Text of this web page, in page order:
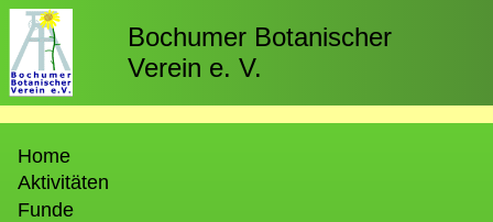
Direkt
zum
Inhalt
Bochumer Botanischer
Verein e. V.
Home
Aktivitäten
Funde